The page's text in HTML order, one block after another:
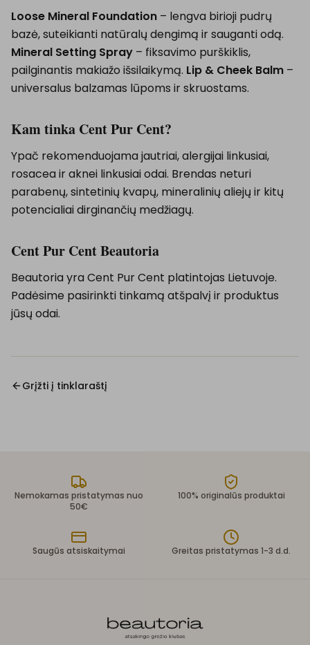
Loose Mineral Foundation – lengva birioji pudrų
bazė, suteikianti natūralų dengimą ir sauganti odą.
Mineral Setting Spray – fiksavimo purškiklis,
pailginantis makiažo išsilaikymą. Lip & Cheek Balm –
universalus balzamas lūpoms ir skruostams.
Kam tinka Cent Pur Cent?
Ypač rekomenduojama jautriai, alergijai linkusiai,
rosacea ir aknei linkusiai odai. Brendas neturi
parabenų, sintetinių kvapų, mineralinių aliejų ir kitų
potencialiai dirginančių medžiagų.
Cent Pur Cent Beautoria
Beautoria yra Cent Pur Cent platintojas Lietuvoje.
Padėsime pasirinkti tinkamą atšpalvį ir produktus
jūsų odai.
Grįžti į tinklaraštį
Nemokamas pristatymas nuo
50€
100% originalūs produktai
Saugūs atsiskaitymai Greitas pristatymas 1-3 d.d.